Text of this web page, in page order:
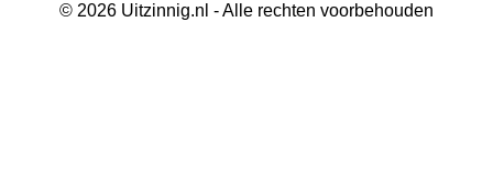
© 2026 Uitzinnig.nl - Alle rechten voorbehouden